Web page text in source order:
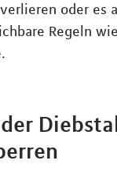
oder es
Regeln